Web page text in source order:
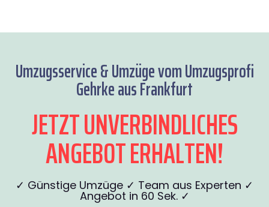
Umzugsservice & Umzüge vom Umzugsprofi
Gehrke aus Frankfurt
JETZT UNVERBINDLICHES
ANGEBOT ERHALTEN!
✓ Günstige Umzüge ✓ Team aus Experten ✓
Angebot in 60 Sek. ✓